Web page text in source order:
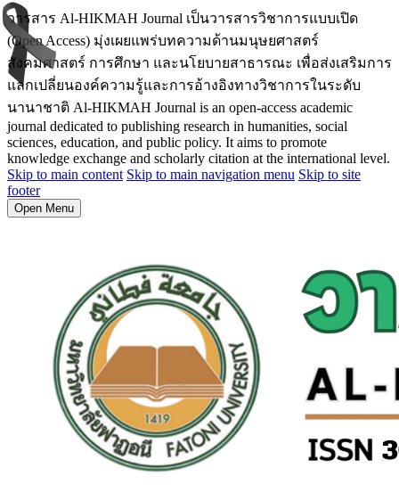
วารสาร Al-HIKMAH Journal เป็นวารสารวิชาการแบบเปิด
(Open Access) มุ่งเผยแพร่บทความด้านมนุษยศาสตร์
สังคมศาสตร์ การศึกษา และนโยบายสาธารณะ เพื่อส่งเสริมการ
แลกเปลี่ยนองค์ความรู้และการอ้างอิงทางวิชาการในระดับ
นานาชาติ Al-HIKMAH Journal is an open-access academic
journal dedicated to publishing research in humanities, social
sciences, education, and public policy. It aims to promote
knowledge exchange and scholarly citation at the international level.
Skip to main content Skip to main navigation menu Skip to site
footer
Open Menu